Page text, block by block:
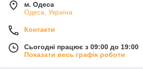
м. Одеса
Одеса, Україна
Контакти
Сьогодні працює з 09:00 до 19:00
Показати весь графік роботи